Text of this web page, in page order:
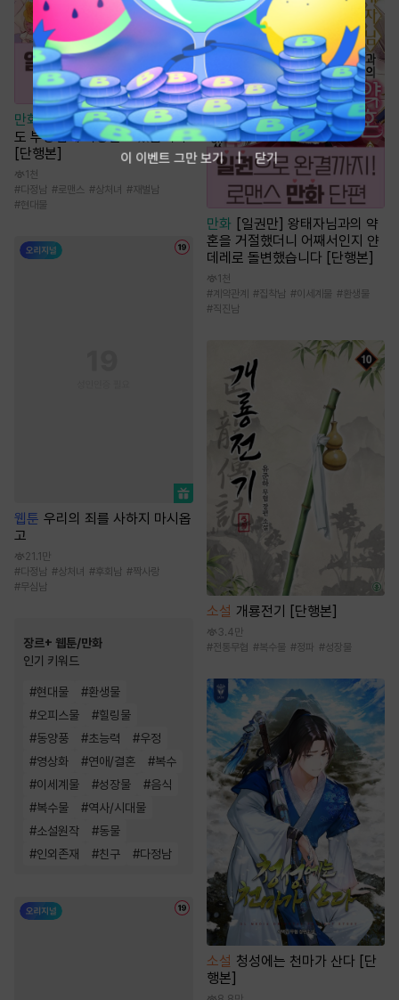
만화 [일권만] 파혼당했지만, 스
도 부장님께 사랑받고 있습니다
[단행본]
1천
#다정남 #로맨스 #상처녀 # 재벌남
#현대물
웹툰 우리의 죄를 사하지 마시옵
고
21.1만
#다정남 #상처녀 #후회남 #짝사랑
#무심남
장르+ 웹툰/만화
인기 키워드
#현대물 #환생물
#오피스물 #힐링물
#동양풍 #초능력 #우정
#영상화 #연애/결혼 #복수
#이세계물 #성장물 #음식
#복수물 #역사/시대물
#소설원작 #동물
#인외존재 #친구 #다정남
만화 [일권만] 왕태자님과의 약
혼을 거절했더니 어째서인지 얀
데레로 돌변했습니다 [단행본]
1천
#계약관계 #집착남 #이세계물 #환생물
#직진남
소설 개룡전기 [단행본]
3.4만
#전통무협 #복수물 #정파 #성장물
소설 청성에는 천마가 산다 [단
행본]
이 이벤트 그만 보기 닫기